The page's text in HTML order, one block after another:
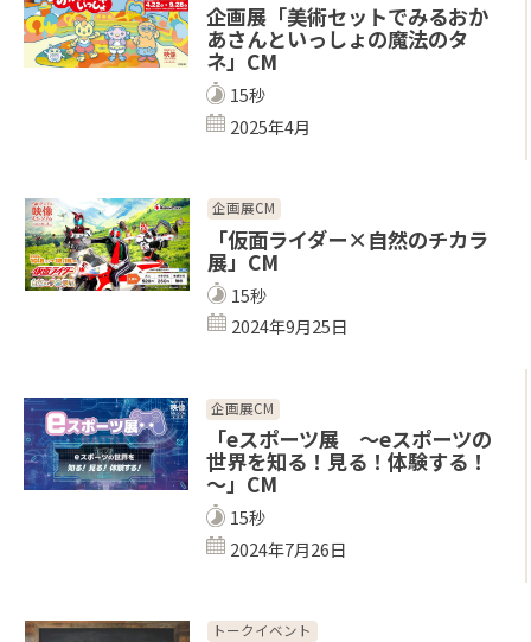
企画展「美術セットでみるおか
あさんといっしょの魔法のタ
ネ」CM
15秒
2025年4月
企画展CM
「仮面ライダー×自然のチカラ
展」CM
15秒
2024年9月25日
企画展CM
「eスポーツ展 ～eスポーツの
世界を知る！見る！体験する！
～」CM
15秒
2024年7月26日
トークイベント